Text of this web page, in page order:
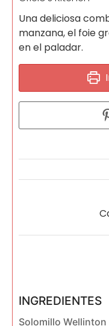
Una deliciosa
manzana, el foie
en el paladar.
INGREDIENTES
Solomillo Wellinton